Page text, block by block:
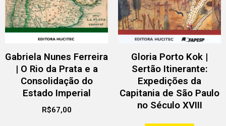
Gabriela Nunes Ferreira
| O Rio da Prata e a
Consolidação do
Estado Imperial
R$67,00
Gloria Porto Kok |
Sertão Itinerante:
Expedições da
Capitania de São Paulo
no Século XVIII